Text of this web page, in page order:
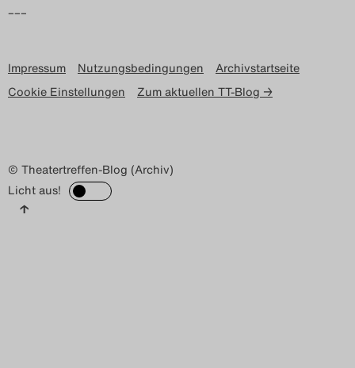
–––
Impressum Nutzungsbedingungen
Archivstartseite
Cookie Einstellungen
Zum aktuellen TT-Blog →
© Theatertreffen-Blog (Archiv)
Licht aus!
↑